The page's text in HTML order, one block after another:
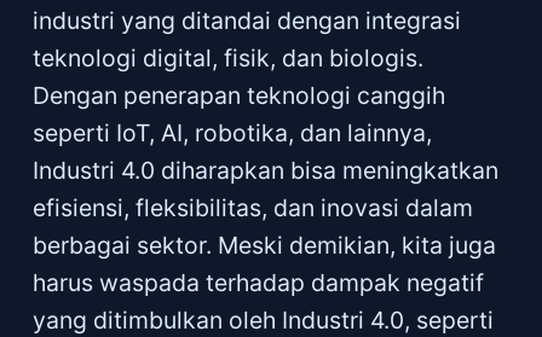
industri yang ditandai dengan integrasi
teknologi digital, fisik, dan biologis.
Dengan penerapan teknologi canggih
seperti IoT, AI, robotika, dan lainnya,
Industri 4.0 diharapkan bisa meningkatkan
efisiensi, fleksibilitas, dan inovasi dalam
berbagai sektor. Meski demikian, kita juga
harus waspada terhadap dampak negatif
yang ditimbulkan oleh Industri 4.0, seperti